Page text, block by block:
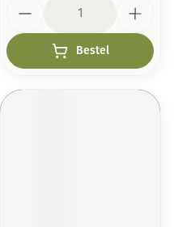
Bestel